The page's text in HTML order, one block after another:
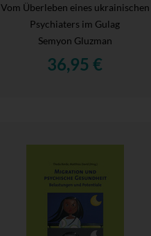
Vom Überleben eines ukrainischen
Psychiaters im Gulag
Semyon Gluzman
36,95 €